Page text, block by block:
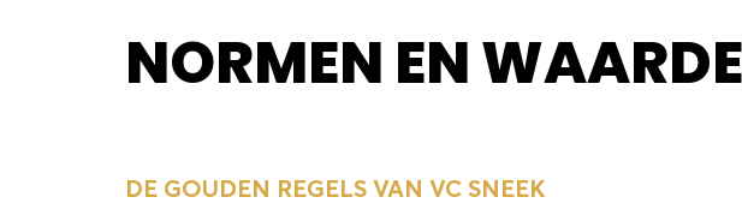
NORMEN EN
DE GOUDEN REGELS VAN VC SNEEK